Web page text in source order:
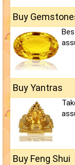
Buy
Buy Yantras
Buy Feng Shui